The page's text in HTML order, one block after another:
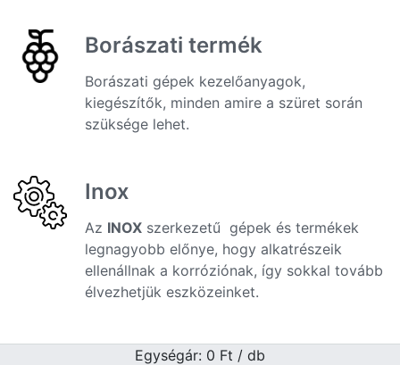
Borászati termék
Borászati gépek kezelőanyagok,
kiegészítők, minden amire a szüret során
szüksége lehet.
Inox
Az INOX szerkezetű gépek és termékek
legnagyobb előnye, hogy alkatrészeik
ellenállnak a korróziónak, így sokkal tovább
élvezhetjük eszközeinket.
Egységár: 0 Ft / db